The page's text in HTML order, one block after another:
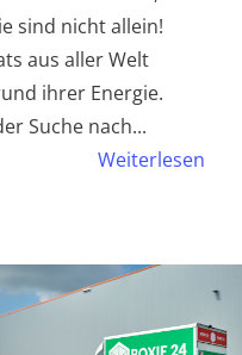
sind nicht allein!
aus aller Welt
ihrer Energie.
Suche nach...
Weiterlesen